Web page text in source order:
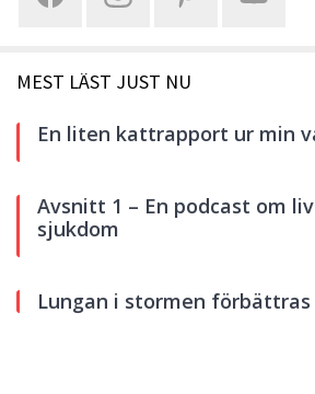
MEST LÄST JUST NU
En liten kattrapport ur min
Avsnitt 1 – En podcast om
sjukdom
Lungan i stormen förbättras